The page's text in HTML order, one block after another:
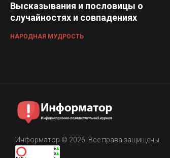
Высказывания и пословицы о
случайностях и совпадениях
НАРОДНАЯ МУДРОСТЬ
Информатор © 2026. Все права защищены.